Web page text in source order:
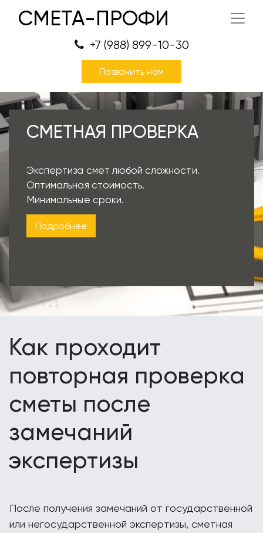
СМЕТА-ПРОФИ
+7 (988) 899-10-30
Позвонить нам
СМЕТНАЯ ПРОВЕРКА
Экспертиза смет любой сложности.
Оптимальная стоимость.
Минимальные сроки.
Подробнее
Как проходит
повторная проверка
сметы после
замечаний
экспертизы
После получения замечаний от государственной
или негосударственной экспертизы, сметная